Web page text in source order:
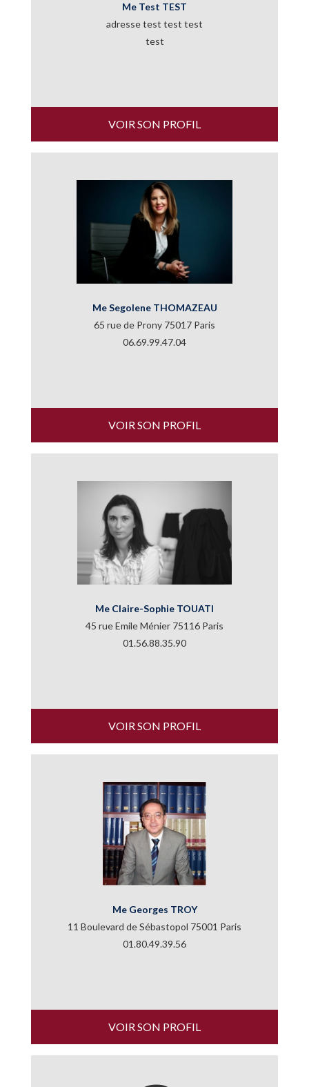
Me Test TEST
adresse test test test
test
VOIR SON PROFIL
Me Segolene THOMAZEAU
65 rue de Prony 75017 Paris
06.69.99.47.04
VOIR SON PROFIL
Me Claire-Sophie TOUATI
45 rue Emile Ménier 75116 Paris
01.56.88.35.90
VOIR SON PROFIL
Me Georges TROY
11 Boulevard de Sébastopol 75001 Paris
01.80.49.39.56
VOIR SON PROFIL